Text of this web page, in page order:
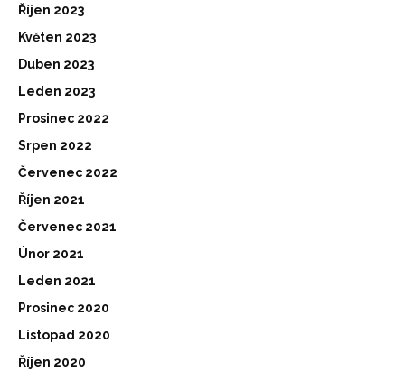
Říjen 2023
Květen 2023
Duben 2023
Leden 2023
Prosinec 2022
Srpen 2022
Červenec 2022
Říjen 2021
Červenec 2021
Únor 2021
Leden 2021
Prosinec 2020
Listopad 2020
Říjen 2020